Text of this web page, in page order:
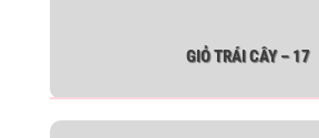
GIỎ TRÁI CÂY – 17